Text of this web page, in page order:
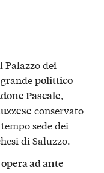
Palazzo dei
polittico
Pascale,
conservato
sede dei
di Saluzzo.
opera ad ante